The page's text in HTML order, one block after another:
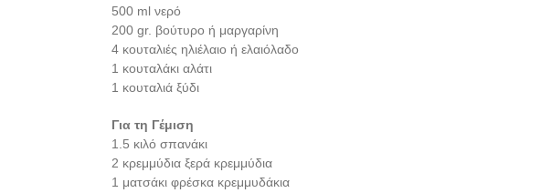
500 ml νερό
200 gr. βούτυρο ή μαργαρίνη
4 κουταλιές ηλιέλαιο ή ελαιόλαδο
1 κουταλάκι αλάτι
1 κουταλιά ξύδι
Για τη Γέμιση
1.5 κιλό σπανάκι
2 κρεμμύδια ξερά κρεμμύδια
1 ματσάκι φρέσκα κρεμμυδάκια